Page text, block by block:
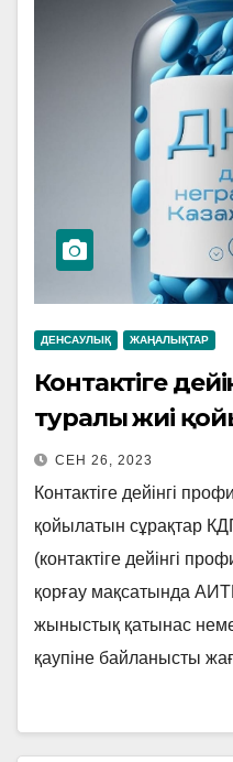
ДЕНСАУЛЫҚ ЖАҢАЛЫҚТАР
Контактіге
туралы жиі
СЕН 26, 2023
Контактіге дейінгі
қойылатын сұрақтар
(контактіге дейінгі
қорғау мақсатында
жыныстық қатынас
қаупіне байланысты